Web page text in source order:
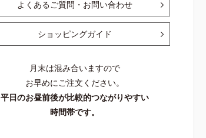
よくあるご質問・お問い合わせ
ショッピングガイド
月末は混み合いますので
お早めにご注文ください。
平日のお昼前後が比較的つながりやすい
時間帯です。